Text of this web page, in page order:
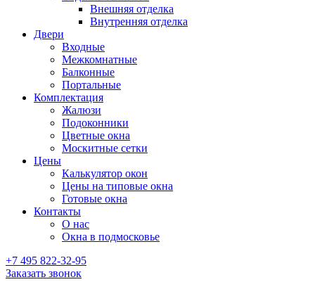
Внешняя отделка
Внутренняя отделка
Двери
Входные
Межкомнатные
Балконные
Портальные
Комплектация
Жалюзи
Подоконники
Цветные окна
Москитные сетки
Цены
Калькулятор окон
Цены на типовые окна
Готовые окна
Контакты
О нас
Окна в подмосковье
+7 495 822-32-95
Заказать звонок